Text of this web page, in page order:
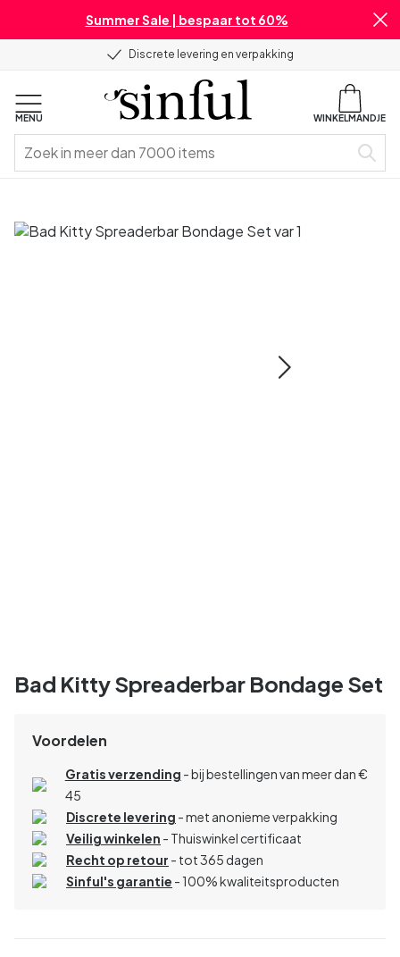
Summer Sale | bespaar tot 60%
Discrete levering en verpakking
MENU WINKELMANDJE
Bad Kitty Spreaderbar Bondage Set
Voordelen
Gratis verzending - bij bestellingen van meer dan €
45
Discrete levering - met anonieme verpakking
Veilig winkelen - Thuiswinkel certificaat
Recht op retour - tot 365 dagen
Sinful's garantie - 100% kwaliteitsproducten